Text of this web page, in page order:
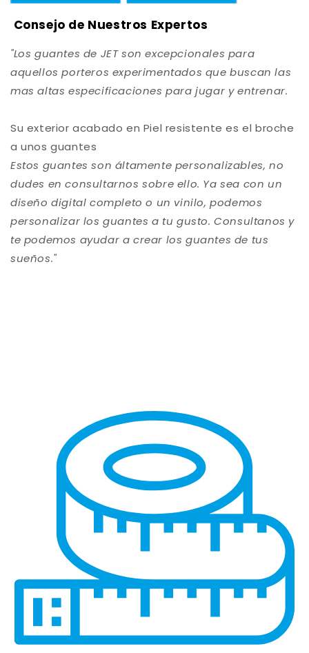
Consejo de Nuestros Expertos
"Los guantes de JET son excepcionales para
aquellos porteros experimentados que buscan las
mas altas especificaciones para jugar y entrenar.
Su exterior acabado en Piel resistente es el broche
a unos guantes
Estos guantes son áltamente personalizables, no
dudes en consultarnos sobre ello. Ya sea con un
diseño digital completo o un vinilo, podemos
personalizar los guantes a tu gusto. Consultanos y
te podemos ayudar a crear los guantes de tus
sueños."